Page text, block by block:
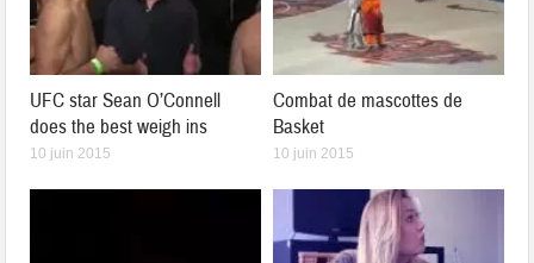
UFC star Sean O’Connell
does the best weigh ins
10 juin 2015
Combat de mascottes de
Basket
10 juin 2015